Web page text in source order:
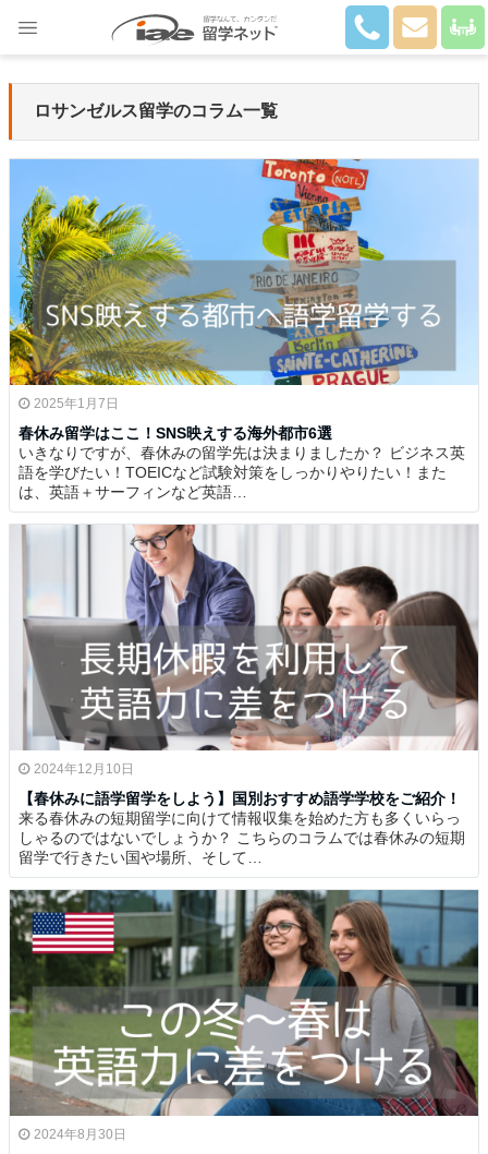
ロサンゼルス留学のコラム一覧
2025年1月7日
春休み留学はここ！SNS映えする海外都市6選
いきなりですが、春休みの留学先は決まりましたか？ ビジネス英
語を学びたい！TOEICなど試験対策をしっかりやりたい！また
は、英語＋サーフィンなど英語…
2024年12月10日
【春休みに語学留学をしよう】国別おすすめ語学学校をご紹介！
来る春休みの短期留学に向けて情報収集を始めた方も多くいらっ
しゃるのではないでしょうか？ こちらのコラムでは春休みの短期
留学で行きたい国や場所、そして…
2024年8月30日